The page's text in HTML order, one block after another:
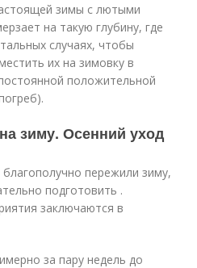
зимы с лютыми
на такую глубину, где
случаях, чтобы
их на зимовку в
положительной
зиму. Осенний уход
пережили зиму,
подготовить .
заключаются в
за пару недель до